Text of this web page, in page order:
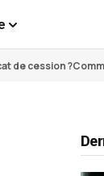
de cession ?